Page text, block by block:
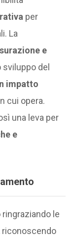
per
La
e
sviluppo del
impatto
cui opera.
una leva per
e
le
riconoscendo